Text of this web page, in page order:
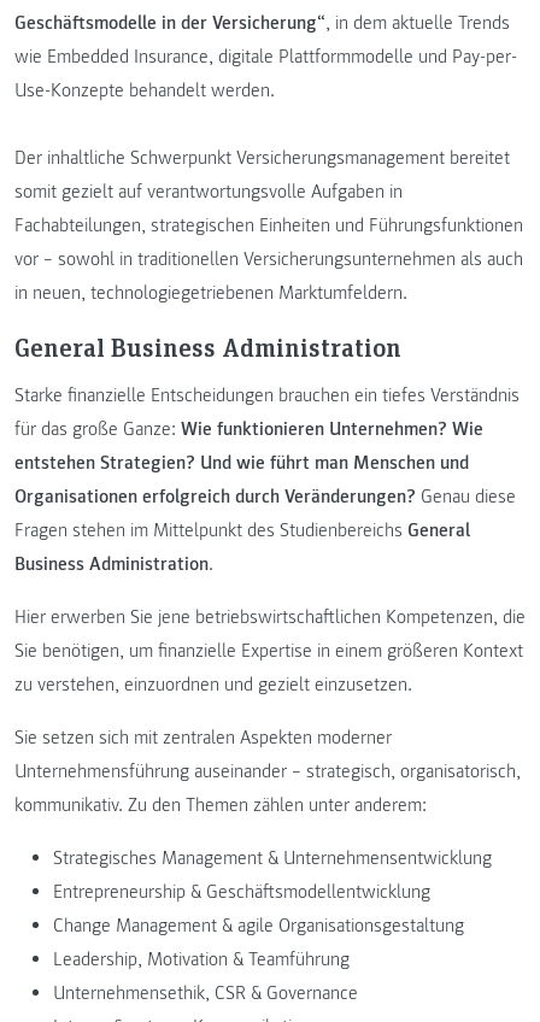
Geschäftsmodelle in der Versicherung“, in dem aktuelle Trends
wie Embedded Insurance, digitale Plattformmodelle und Pay-per-
Use-Konzepte behandelt werden.
Der inhaltliche Schwerpunkt Versicherungsmanagement bereitet
somit gezielt auf verantwortungsvolle Aufgaben in
Fachabteilungen, strategischen Einheiten und Führungsfunktionen
vor – sowohl in traditionellen Versicherungsunternehmen als auch
in neuen, technologiegetriebenen Marktumfeldern.
General Business Administration
Starke finanzielle Entscheidungen brauchen ein tiefes Verständnis
für das große Ganze: Wie funktionieren Unternehmen? Wie
entstehen Strategien? Und wie führt man Menschen und
Organisationen erfolgreich durch Veränderungen? Genau diese
Fragen stehen im Mittelpunkt des Studienbereichs General
Business Administration.
Hier erwerben Sie jene betriebswirtschaftlichen Kompetenzen, die
Sie benötigen, um finanzielle Expertise in einem größeren Kontext
zu verstehen, einzuordnen und gezielt einzusetzen.
Sie setzen sich mit zentralen Aspekten moderner
Unternehmensführung auseinander – strategisch, organisatorisch,
kommunikativ. Zu den Themen zählen unter anderem:
Strategisches Management & Unternehmensentwicklung
Entrepreneurship & Geschäftsmodellentwicklung
Change Management & agile Organisationsgestaltung
Leadership, Motivation & Teamführung
Unternehmensethik, CSR & Governance